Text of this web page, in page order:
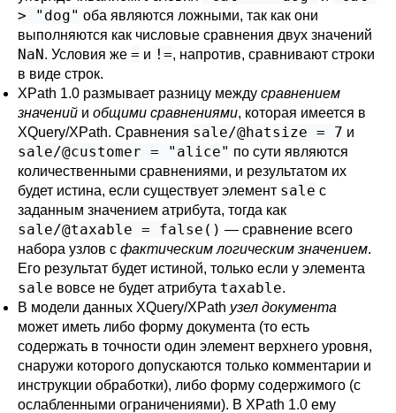
> "dog" оба являются ложными, так как они
выполняются как числовые сравнения двух значений
NaN. Условия же = и !=, напротив, сравнивают строки
в виде строк.
XPath 1.0 размывает разницу между сравнением
значений и общими сравнениями, которая имеется в
XQuery/XPath. Сравнения sale/@hatsize = 7 и
sale/@customer = "alice" по сути являются
количественными сравнениями, и результатом их
будет истина, если существует элемент sale с
заданным значением атрибута, тогда как
sale/@taxable = false() — сравнение всего
набора узлов с фактическим логическим значением.
Его результат будет истиной, только если у элемента
sale вовсе не будет атрибута taxable.
В модели данных XQuery/XPath узел документа
может иметь либо форму документа (то есть
содержать в точности один элемент верхнего уровня,
снаружи которого допускаются только комментарии и
инструкции обработки), либо форму содержимого (с
ослабленными ограничениями). В XPath 1.0 ему